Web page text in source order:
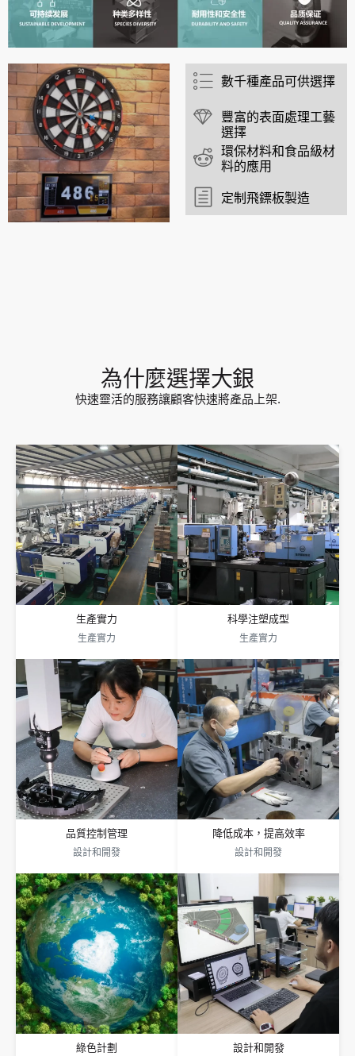
數千種產品可供選擇
豐富的表面處理工藝
選擇
環保材料和食品級材
料的應用
定制飛鏢板製造
為什麼選擇大銀
快速靈活的服務讓顧客快速將產品上架.
生產實力
生產實力
生產實力
大銀擁有超過 30 多年經驗, 擁有 50,000
平方米生產基地, 100+ 註塑機, 和 600+
僱員. 我們的自動化設施透過先進的設備
和強大的供應鏈確保及時交付.
科學注塑成型
生產實力
科學註塑
數位模具管理使用流程分析來優化參數,
減少缺陷和變形. 即時監控確保高效率注
塑. 系統分析減少對人的依賴, 提供高效生
產. 材料測試提高品質. 完整的體系提升員
工技能.
品質控制管理
設計和開發
品質控制管理
產品通過嚴格測試符合ISO9001標準. 我
們的實驗室模擬地毯, 木地板和瓷磚的環
境, 用於資料收集, 分析, 和演算法驗證.
降低成本，提高效率
設計和開發
降低成本，提高效率
大銀以新材料推動創新, 新製程, 和產品.
控制從設計到製造的成本, 提供快速報價
和解決方案, 和價值觀回饋. 數據驅動的注
塑成型可提高效率和質量, 從而降低成本.
綠色計劃
綠色計劃
大銀GRS認證節省能源, 削減成本, 並利用
回收材料支持永續發展.
設計和開發
設計和開發
我們的團隊提供設計, 研發, 和創新服務
65 專利, 用獨特的想法解決複雜的問題.
我們提供一站式解決方案, 客製化設計, 並
適應各種場景.